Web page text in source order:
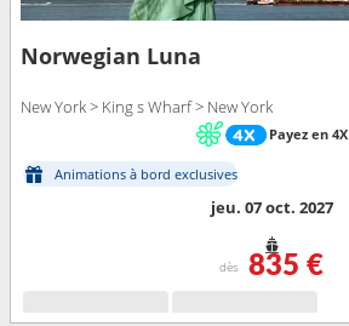
Norwegian Luna
New York > King s Wharf > New York
Payez en 4X
Animations à bord exclusives
jeu. 07 oct. 2027
dès 835 €